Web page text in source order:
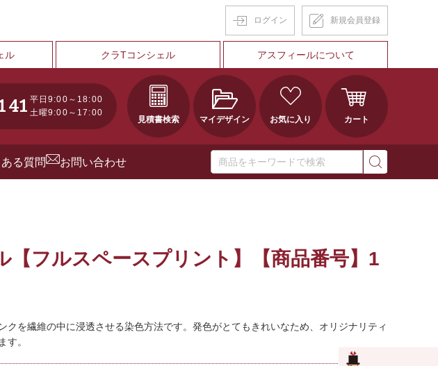
ログイン 新規会員登録
ル クラTコンシェル アスフィールについて
平日9:00～18:00
土曜9:00～17:00
見積書検索 マイデザイン お気に入り カート
る質問 お問い合わせ
【フルスペースプリント】【商品番号】1
クを繊維の中に浸透させる染色方法です。発色がとてもきれいなため、オリジナリティ
す。